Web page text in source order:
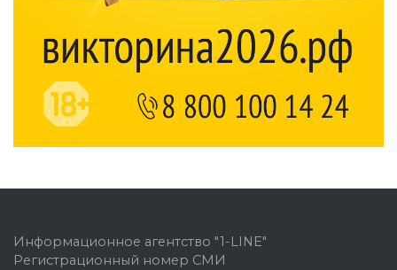
Информационное агентство "1-LINE"
Регистрационный номер СМИ